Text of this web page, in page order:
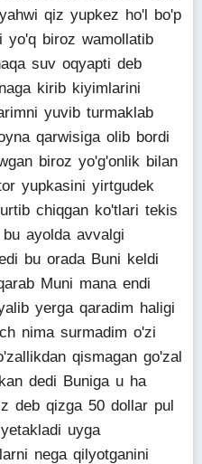
qiz yupkez ho'l bo'p
yo'q biroz wamollatib
suv oqyapti deb
kirib kiyimlarini
yuvib turmaklab
qarwisiga olib bordi
biroz yo'g'onlik bilan
yupkasini yirtgudek
chiqgan ko'tlari tekis
ayolda avvalgi
bu orada Buni keldi
Muni mana endi
yerga qaradim haligi
nima surmadim o'zi
qismagan go'zal
dedi Buniga u ha
deb qizga 50 dollar pul
uyga
nega qilyotganini